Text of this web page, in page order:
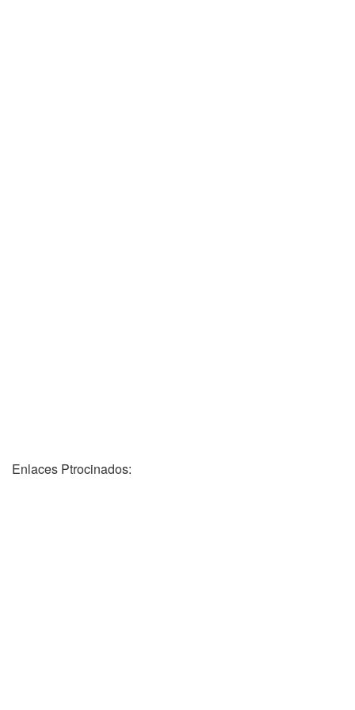
Enlaces Ptrocinados: